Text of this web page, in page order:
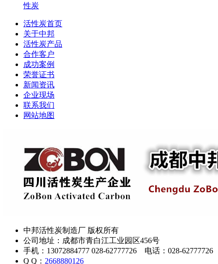
性炭
活性炭首页
关于中邦
活性炭产品
合作客户
成功案例
荣誉证书
新闻资讯
企业现场
联系我们
网站地图
中邦活性炭制造厂 版权所有
公司地址：成都市青白江工业园区456号
手机：13072884777 028-62777726 电话：028-62777726
Q Q： 2668880126